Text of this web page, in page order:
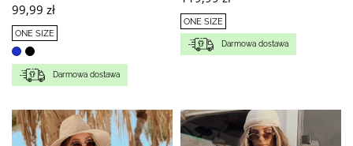
99,99 zł
ONE SIZE
Darmowa dostawa
ONE SIZE
Darmowa dostawa